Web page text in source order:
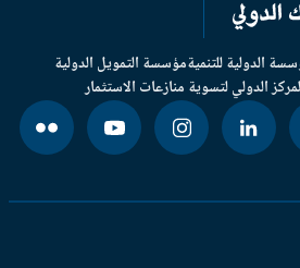
الدولية للتنميةمؤسسة التمويل الدولية
الدولي لتسوية منازعات الاستثمار